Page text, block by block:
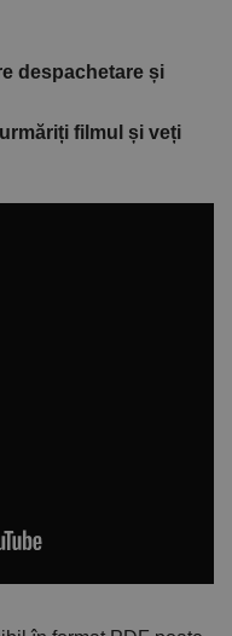
despachetare și
filmul și veți